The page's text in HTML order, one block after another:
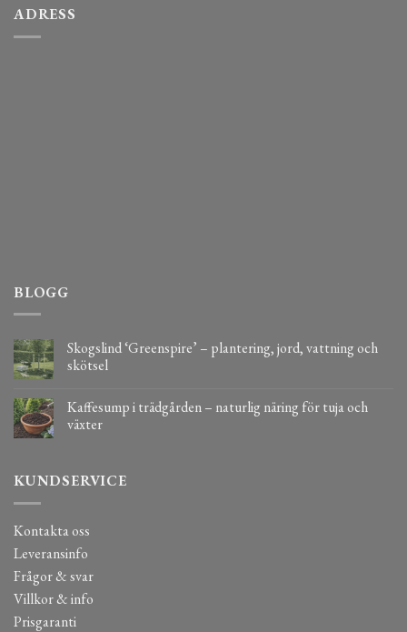
ADRESS
BLOGG
Skogslind ‘Greenspire’ – plantering, jord, vattning och
skötsel
Kaffesump i trädgården – naturlig näring för tuja och
växter
KUNDSERVICE
Kontakta oss
Leveransinfo
Frågor & svar
Villkor & info
Prisgaranti